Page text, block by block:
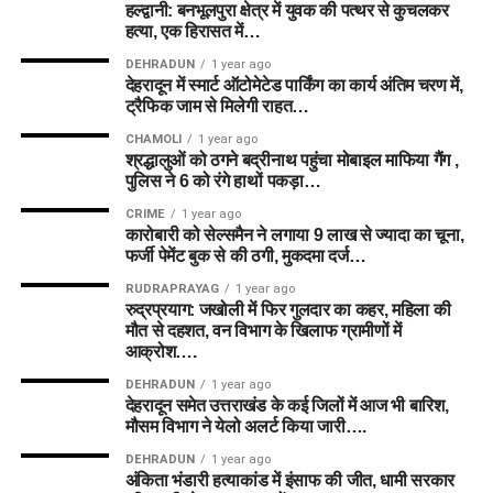
हल्द्वानी: बनभूलपुरा क्षेत्र में युवक की पत्थर से कुचलकर
हत्या, एक हिरासत में…
DEHRADUN 1 year ago
देहरादून में स्मार्ट ऑटोमेटेड पार्किंग का कार्य अंतिम चरण में,
ट्रैफिक जाम से मिलेगी राहत…
CHAMOLI 1 year ago
श्रद्धालुओं को ठगने बद्रीनाथ पहुंचा मोबाइल माफिया गैंग ,
पुलिस ने 6 को रंगे हाथों पकड़ा…
CRIME 1 year ago
कारोबारी को सेल्समैन ने लगाया 9 लाख से ज्यादा का चूना,
फर्जी पेमेंट बुक से की ठगी, मुकदमा दर्ज…
RUDRAPRAYAG 1 year ago
रुद्रप्रयाग: जखोली में फिर गुलदार का कहर, महिला की
मौत से दहशत, वन विभाग के खिलाफ ग्रामीणों में
आक्रोश….
DEHRADUN 1 year ago
देहरादून समेत उत्तराखंड के कई जिलों में आज भी बारिश,
मौसम विभाग ने येलो अलर्ट किया जारी….
DEHRADUN 1 year ago
अंकिता भंडारी हत्याकांड में इंसाफ की जीत, धामी सरकार